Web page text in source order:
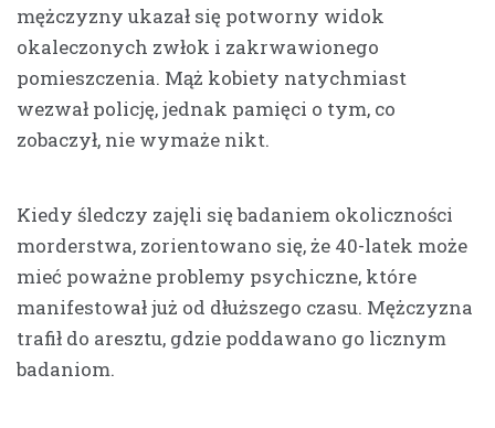
mężczyzny ukazał się potworny widok
okaleczonych zwłok i zakrwawionego
pomieszczenia. Mąż kobiety natychmiast
wezwał policję, jednak pamięci o tym, co
zobaczył, nie wymaże nikt.
Kiedy śledczy zajęli się badaniem okoliczności
morderstwa, zorientowano się, że 40-latek może
mieć poważne problemy psychiczne, które
manifestował już od dłuższego czasu. Mężczyzna
trafił do aresztu, gdzie poddawano go licznym
badaniom.